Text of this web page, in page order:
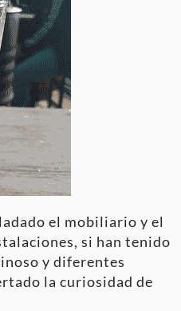
el mobiliario y el
si han tenido
y diferentes
la curiosidad de